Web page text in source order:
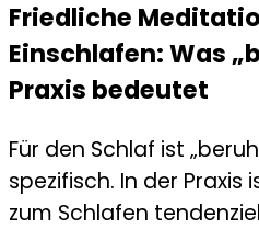
Friedliche
Einschlafen: Was
Praxis bedeutet
Für den Schlaf ist
spezifisch. In der
zum Schlafen